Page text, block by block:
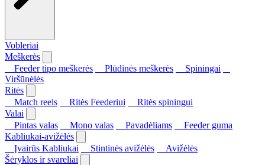
Vobleriai
Meškerės
Feeder tipo meškerės
Plūdinės meškerės
Spiningai
Viršūnėlės
Ritės
Match reels
Ritės Feederiui
Ritės spiningui
Valai
Pintas valas
Mono valas Pavadėliams
Feeder guma
Kabliukai-avižėlės
Įvairūs Kabliukai
Stintinės avižėlės
Avižėlės
Šėryklos ir svareliai